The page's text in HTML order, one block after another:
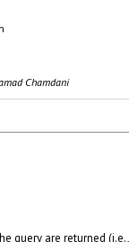
Chamdani
query are returned